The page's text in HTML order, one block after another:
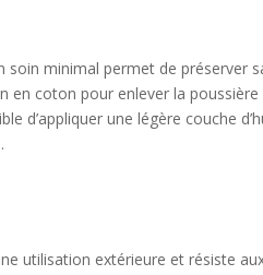
minimal permet de préserver
coton pour enlever la poussière
une légère couche
utilisation extérieure et résiste